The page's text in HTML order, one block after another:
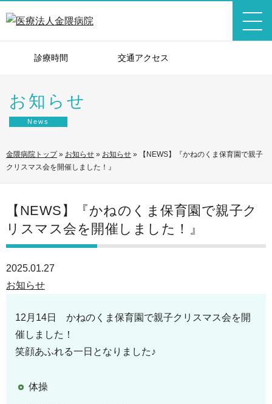
診療時間 交通アクセス
お知らせ
News
金隈病院トップ» お知らせ » お知らせ »
【NEWS】『かねのくま保育園で親子
クリスマス会を開催しました！』
【NEWS】『かねのくま保育園で親子ク
リスマス会を開催しました！』
2025.01.27
お知らせ
12月14日 かねのくま保育園で親子クリスマス会を開
催しました！
笑顔あふれる一日となりました♪
体操